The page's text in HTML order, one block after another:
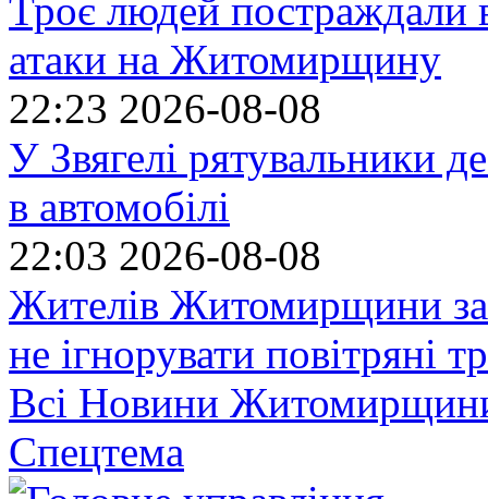
Троє людей постраждали
атаки на Житомирщину
22:23 2026-08-08
У Звягелі рятувальники
в автомобілі
22:03 2026-08-08
Жителів Житомирщини
не ігнорувати повітряні
Всі Новини
Спецтема